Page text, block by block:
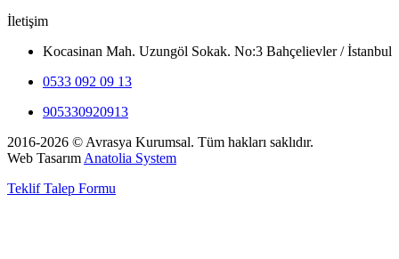
İletişim
Kocasinan Mah. Uzungöl Sokak. No:3 Bahçelievler / İstanbul
0533 092 09 13
905330920913
2016-2026 © Avrasya Kurumsal. Tüm hakları saklıdır.
Web Tasarım Anatolia System
Teklif Talep Formu